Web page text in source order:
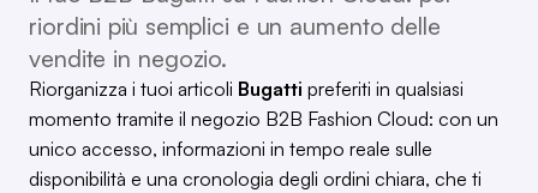
riordini più semplici e un aumento delle
vendite in negozio.
Riorganizza i tuoi articoli Bugatti preferiti in qualsiasi
momento tramite il negozio B2B Fashion Cloud: con un
unico accesso, informazioni in tempo reale sulle
disponibilità e una cronologia degli ordini chiara, che ti